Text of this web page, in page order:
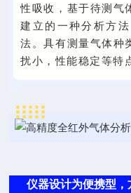
性吸收，基于待测气
建立的一种分析方
法。具有测量气体种
扰小，性能稳定等特
仪器设计为便携型